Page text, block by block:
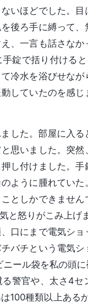
いほどでした。
後ろ手に縛って
、一言も話さな
錠で括り付ける
冷水を浴びせな
していたのを感
した。部屋に入
思いました。突
し付けました。
ように腫れてい
としかできませ
と怒りがこみ上げ
口にまで電気シ
バチという電気
ール袋を私の頭
警官や、太さ4
100種類以上ある